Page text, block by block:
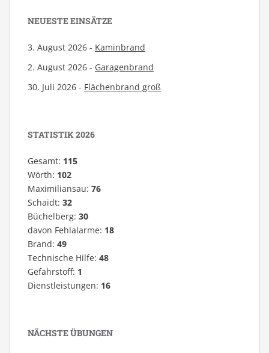
NEUESTE EINSÄTZE
3. August 2026 - Kaminbrand
2. August 2026 - Garagenbrand
30. Juli 2026 - Flächenbrand groß
STATISTIK 2026
Gesamt: 115
Wörth: 102
Maximiliansau: 76
Schaidt: 32
Büchelberg: 30
davon Fehlalarme: 18
Brand: 49
Technische Hilfe: 48
Gefahrstoff: 1
Dienstleistungen: 16
NÄCHSTE ÜBUNGEN